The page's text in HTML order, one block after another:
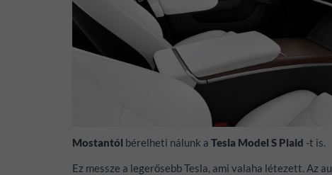
Mostantól bérelheti nálunk a Tesla Model S Plaid -t is.
Ez messze a legerősebb Tesla, ami valaha létezett. Az